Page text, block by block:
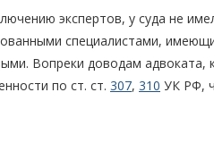
экспертов, у суда не
специалистами,
Вопреки доводам адвоката,
по ст. ст. 307, 310 УК РФ,